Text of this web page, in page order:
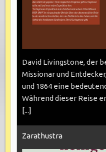
David Livingstone, der
Missionar und
und 1864 eine
Während dieser Reise
[...]
Zarathustra